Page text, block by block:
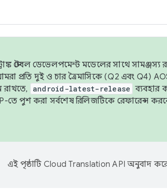
স্টেবল ডেভেলপমেন্ট মডেলের সাথে সামঞ্জস্য
প্রতি দুই ও চার ত্রৈমাসিকে (Q2 এবং Q4)
রাখতে,
android-latest-release ব্যবহার
তে পুশ করা সর্বশেষ রিলিজটিকে রেফারেন্স
এই পৃষ্ঠাটি Cloud Translation API অনুবাদ